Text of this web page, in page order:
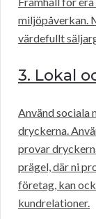
miljöpåverkan.
värdefullt
3. Lokal
Använd sociala
dryckerna.
provar
prägel, där ni
företag, kan
kundrelationer.